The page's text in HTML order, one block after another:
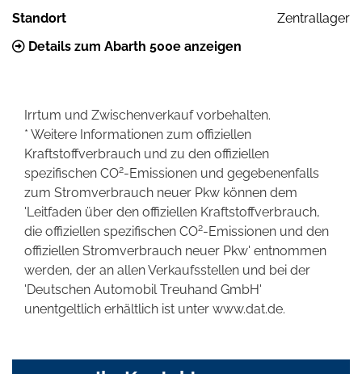
Standort
Zentrallager
Details zum Abarth 500e anzeigen
Irrtum und Zwischenverkauf vorbehalten.
* Weitere Informationen zum offiziellen
Kraftstoffverbrauch und zu den offiziellen
spezifischen CO2-Emissionen und gegebenenfalls
zum Stromverbrauch neuer Pkw können dem
'Leitfaden über den offiziellen Kraftstoffverbrauch,
die offiziellen spezifischen CO2-Emissionen und den
offiziellen Stromverbrauch neuer Pkw' entnommen
werden, der an allen Verkaufsstellen und bei der
'Deutschen Automobil Treuhand GmbH'
unentgeltlich erhältlich ist unter www.dat.de.